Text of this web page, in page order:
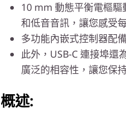
10 mm 動態平衡電樞
和低音音訊，讓您感受
多功能內嵌式控制器配
此外，USB-C 連接埠還
廣泛的相容性，讓您保
概述: